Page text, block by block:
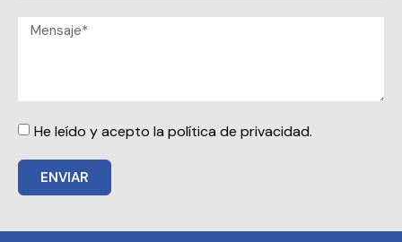
He leído y acepto la política de privacidad.
ENVIAR